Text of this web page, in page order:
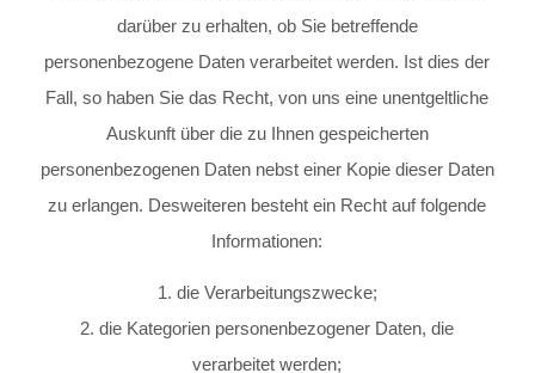
darüber zu erhalten, ob Sie betreffende
personenbezogene Daten verarbeitet werden. Ist dies der
Fall, so haben Sie das Recht, von uns eine unentgeltliche
Auskunft über die zu Ihnen gespeicherten
personenbezogenen Daten nebst einer Kopie dieser Daten
zu erlangen. Desweiteren besteht ein Recht auf folgende
Informationen:
1. die Verarbeitungszwecke;
2. die Kategorien personenbezogener Daten, die
verarbeitet werden;